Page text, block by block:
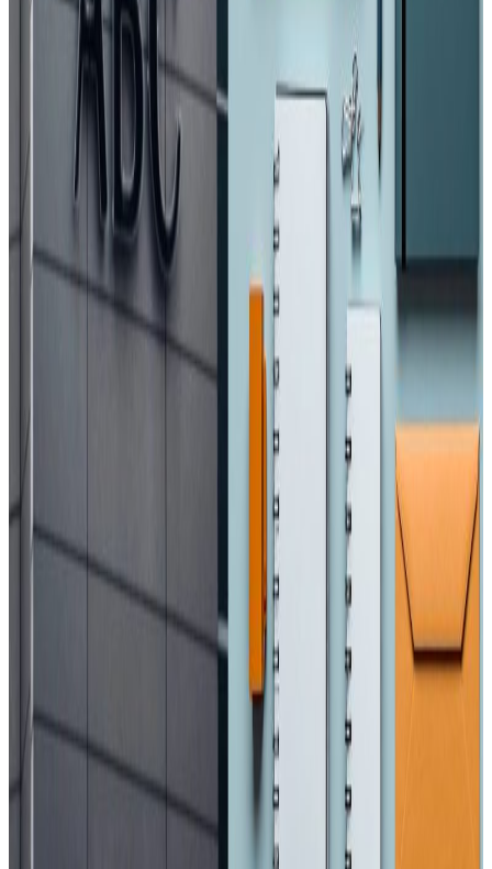
प्रतिक्रिया, गुनासो, सुझाव र सल्लाह छन् भने कृपया हामीलाई निम्न ईमेलमा
पठाउनुहोला । तपाईंको सहयोगले हामीलाई निष्पक्ष र तटस्थ पत्रकारिता गर्न
टेवा पुग्नेछ । सम्पर्क इमेल :info@nepaltube.com.au
प्रतिक्रिया दिनुहोस
टिप्पणीहरू लोड हुँदैछ…
सम्बन्धित समाचार
मध्यपूर्वका नेपाली : ११ जना पक्राउ, अरु अवस्था के छ
एनआरएनए अभियान : प्रवासी नेपाली श्रमिकलाई
मानसिक स्वास्थ्य परामर्श
२०२६ अप्रिल ३
आजबाट एसईई सुरु, ५ लाख १२ हजार विद्यार्थी
२०२६ अप्रिल ३
आज विश्व अटिजम सचेतना दिवस, सचेतनामुलक